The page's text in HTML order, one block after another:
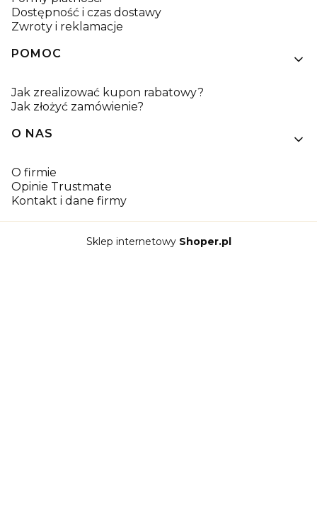
Dostępność i czas dostawy
Zwroty i reklamacje
POMOC
Jak zrealizować kupon rabatowy?
Jak złożyć zamówienie?
O NAS
O firmie
Opinie Trustmate
Kontakt i dane firmy
Sklep internetowy Shoper.pl